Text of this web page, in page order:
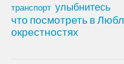
транспорт улыбнитесь
что посмотреть в
окрестностях